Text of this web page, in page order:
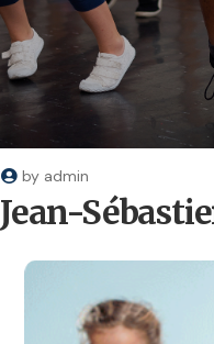
by admin
Jean-